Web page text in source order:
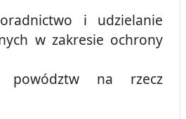
i udzielanie
w zakresie ochrony
powództw na rzecz